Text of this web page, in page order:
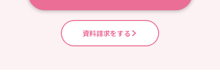
資料請求をする